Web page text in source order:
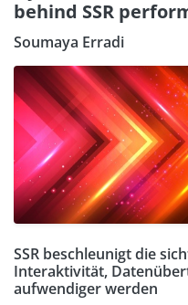
behind SSR
Soumaya Erradi
SSR beschleunigt die
Interaktivität,
aufwendiger werden